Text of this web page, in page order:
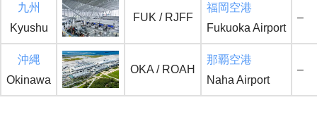
九州
Kyushu
FUK / RJFF
福岡空港
Fukuoka Airport
–
沖縄
Okinawa
OKA / ROAH
那覇空港
Naha Airport
–